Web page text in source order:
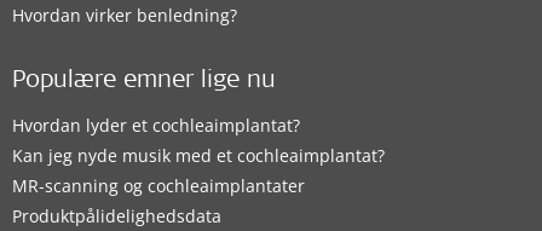
Hvordan virker benledning?
Populære emner lige nu
Hvordan lyder et cochleaimplantat?
Kan jeg nyde musik med et cochleaimplantat?
MR-scanning og cochleaimplantater
Produktpålidelighedsdata